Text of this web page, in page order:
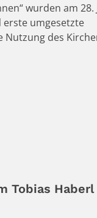
wurden am 28.
erste umgesetzte
Nutzung des
Tobias